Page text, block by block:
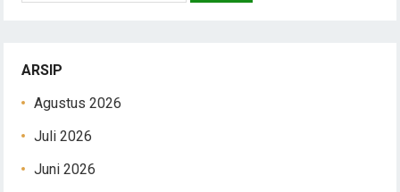
ARSIP
Agustus 2026
Juli 2026
Juni 2026